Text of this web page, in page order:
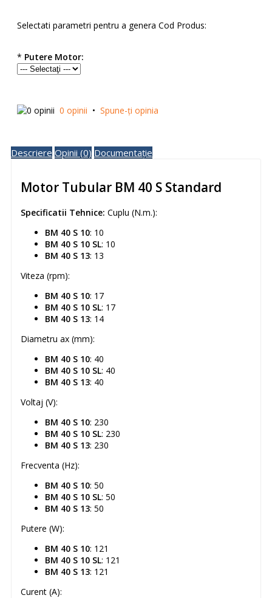
Selectati parametri pentru a genera Cod Produs:
* Putere Motor:
0 opinii • Spune-ţi opinia
Descriere Opinii (0) Documentație
Motor Tubular BM 40 S Standard
Specificatii Tehnice: Cuplu (N.m.):
BM 40 S 10: 10
BM 40 S 10 SL: 10
BM 40 S 13: 13
Viteza (rpm):
BM 40 S 10: 17
BM 40 S 10 SL: 17
BM 40 S 13: 14
Diametru ax (mm):
BM 40 S 10: 40
BM 40 S 10 SL: 40
BM 40 S 13: 40
Voltaj (V):
BM 40 S 10: 230
BM 40 S 10 SL: 230
BM 40 S 13: 230
Frecventa (Hz):
BM 40 S 10: 50
BM 40 S 10 SL: 50
BM 40 S 13: 50
Putere (W):
BM 40 S 10: 121
BM 40 S 10 SL: 121
BM 40 S 13: 121
Curent (A):